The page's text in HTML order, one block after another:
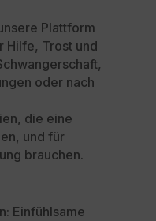
Plattform
Hilfe, Trost und
oder nach
die eine
und für
brauchen.
Einfühlsame